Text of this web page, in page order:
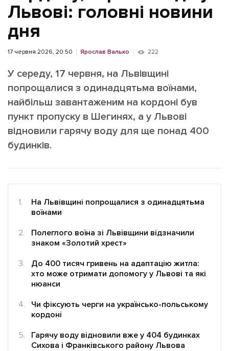
ІНШЕ
Інтерв'ю
Картки
Репортаж
Розслідування
Погляди
Ініціативи
Лонгріди
Made in Lviv
Політика конфіденційності
Львові: головні новини
дня
17 червня 2026, 20:50 Ярослав Валько 222
У середу, 17 червня, на Львівщині
попрощалися з одинадцятьма воїнами,
найбільш завантаженим на кордоні був
пункт пропуску в Шегинях, а у Львові
відновили гарячу воду для ще понад 400
будинків.
На Львівщині попрощалися з одинадцятьма
воїнами
Полеглого воїна зі Львівщини відзначили
знаком «Золотий хрест»
До 400 тисяч гривень на адаптацію житла:
хто може отримати допомогу у Львові та які
нюанси
Чи фіксують черги на українсько-польському
кордоні
Гарячу воду відновили вже у 404 будинках
Сихова і Франківського району Львова